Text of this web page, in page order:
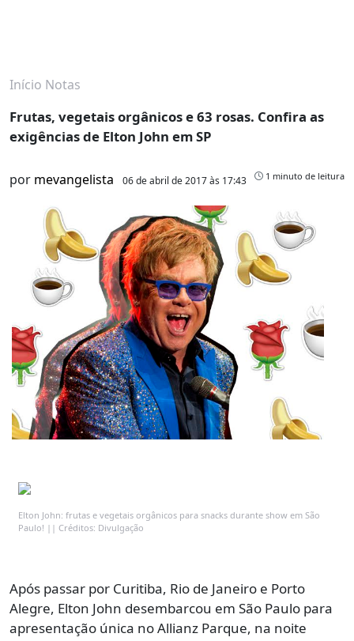
Início Notas
Frutas, vegetais orgânicos e 63 rosas. Confira as
exigências de Elton John em SP
por mevangelista 06 de abril de 2017 às 17:43 1 minuto de leitura
Elton John: frutas e vegetais orgânicos para snacks durante show em São
Paulo! || Créditos: Divulgação
Após passar por Curitiba, Rio de Janeiro e Porto
Alegre, Elton John desembarcou em São Paulo para
apresentação única no Allianz Parque, na noite